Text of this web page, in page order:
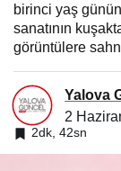
birinci yaş
sanatının
görüntülere
Yalova
2
2dk, 42sn